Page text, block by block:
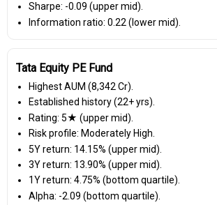
Sharpe: -0.09 (upper mid).
Information ratio: 0.22 (lower mid).
Tata Equity PE Fund
Highest AUM (₹8,342 Cr).
Established history (22+ yrs).
Rating: 5★ (upper mid).
Risk profile: Moderately High.
5Y return: 14.15% (upper mid).
3Y return: 13.90% (upper mid).
1Y return: 4.75% (bottom quartile).
Alpha: -2.09 (bottom quartile).